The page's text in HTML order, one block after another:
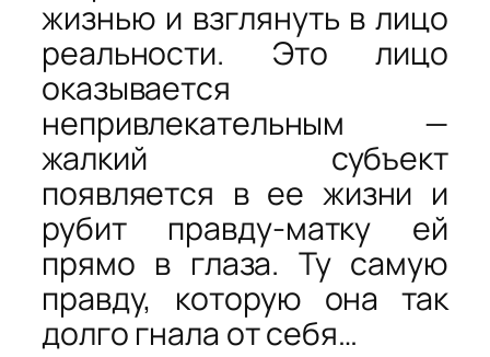
жизнью и взглянуть в лицо
реальности. Это лицо
оказывается
непривлекательным —
жалкий субъект
появляется в ее жизни и
рубит правду-матку ей
прямо в глаза. Ту самую
правду, которую она так
долго гнала от себя…